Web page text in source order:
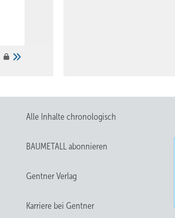
Alle Inhalte chronologisch
BAUMETALL abonnieren
Gentner Verlag
Karriere bei Gentner